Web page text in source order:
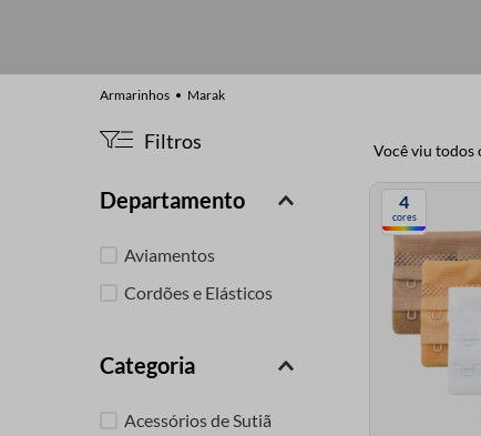
Marak
Filtros
Departamento
Aviamentos
Cordões e Elásticos
Categoria
Acessórios de Sutiã
Você viu todos
4
cores